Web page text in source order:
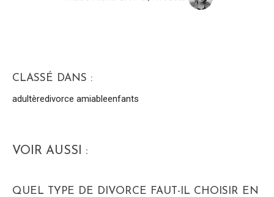
CLASSÉ DANS :
adultèredivorce amiableenfants
VOIR AUSSI :
QUEL TYPE DE DIVORCE FAUT-IL CHOISIR EN